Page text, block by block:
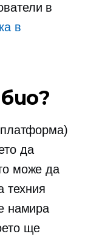
в
в
платформа)
да
може да
техния
намира
ще